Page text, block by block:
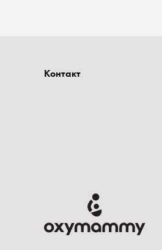
Контакт